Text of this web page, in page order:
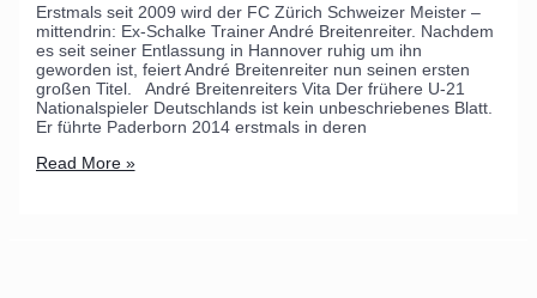
Erstmals seit 2009 wird der FC Zürich Schweizer Meister –
mittendrin: Ex-Schalke Trainer André Breitenreiter. Nachdem
es seit seiner Entlassung in Hannover ruhig um ihn
geworden ist, feiert André Breitenreiter nun seinen ersten
großen Titel. André Breitenreiters Vita Der frühere U-21
Nationalspieler Deutschlands ist kein unbeschriebenes Blatt.
Er führte Paderborn 2014 erstmals in deren
Read More »